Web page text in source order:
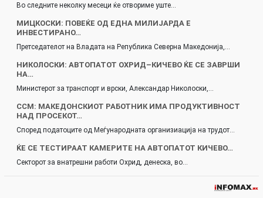
Во следните неколку месеци ќе отвориме уште…
МИЦКОСКИ: ПОВЕЌЕ ОД ЕДНА МИЛИЈАРДА Е
ИНВЕСТИРАНО…
Претседателот на Владата на Република Северна Македонија,…
НИКОЛОСКИ: АВТОПАТОТ ОХРИД–КИЧЕВО ЌЕ СЕ ЗАВРШИ
НА…
Министерот за транспорт и врски, Александар Николоски,…
ССМ: МАКЕДОНСКИОТ РАБОТНИК ИМА ПРОДУКТИВНОСТ
НАД ПРОСЕКОТ…
Според податоците од Меѓународната организиација на трудот…
ЌЕ СЕ ТЕСТИРААТ КАМЕРИТЕ НА АВТОПАТОТ КИЧЕВО…
Секторот за внатрешни работи Охрид, денеска, во…